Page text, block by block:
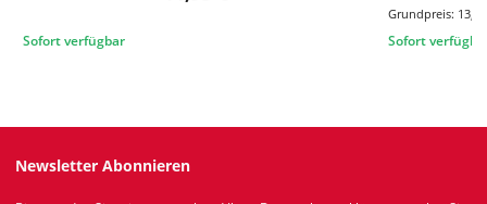
Sofort verfügbar
Grundpreis:
Sofort
Newsletter Abonnieren